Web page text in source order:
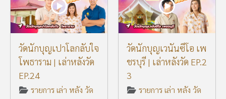
วัดนักบุญเปาโลกลับใจ
โพธาราม | เล่าหลังวัด
EP.24
รายการ เล่า หลัง วัด
วัดนักบุญเวนันซีโอ เพ
ชรบุรี | เล่าหลังวัด EP.2
3
รายการ เล่า หลัง วัด